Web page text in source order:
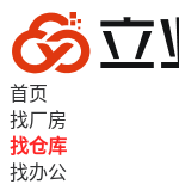
首页
找厂房
找仓库
找办公